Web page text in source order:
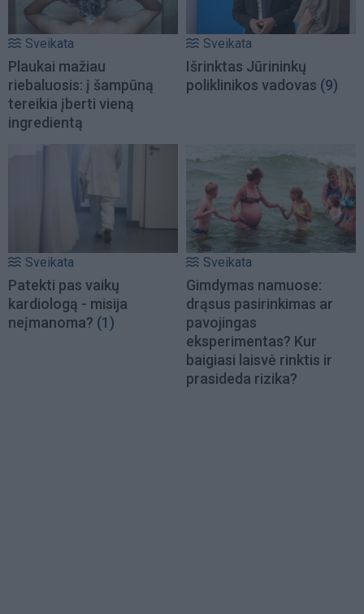
Sveikata
Plaukai mažiau
riebaluosis: į šampūną
tereikia įberti vieną
ingredientą
Sveikata
Išrinktas Jūrininkų
poliklinikos vadovas (9)
Sveikata
Patekti pas vaikų
kardiologą - misija
neįmanoma? (1)
Sveikata
Gimdymas namuose:
drąsus pasirinkimas ar
pavojingas
eksperimentas? Kur
baigiasi laisvė rinktis ir
prasideda rizika?